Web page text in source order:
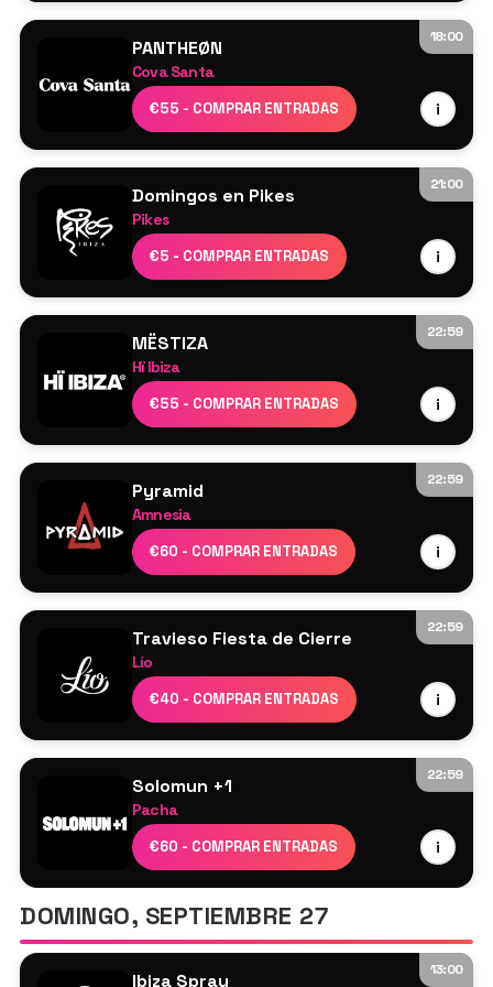
18:00
PANTHEØN
Cova Santa
€55 - COMPRAR ENTRADAS i
Cartel por confirmar
21:00
Domingos en Pikes
Pikes
€5 - COMPRAR ENTRADAS i
Cartel por confirmar
22:59
MËSTIZA
Hï Ibiza
€55 - COMPRAR ENTRADAS i
MESTIZA
THEMBA
Pole Position
Dj Dalí
SALA CLUB – ARTCORE
Indira Paganotto
Lee Ann Roberts
(+ 3)
22:59
Pyramid
Amnesia
€60 - COMPRAR ENTRADAS i
Kolter
Marsolo
Marco Faraone
Demi Riquísimo
Fleur Shore
Charlie Sparks
Deborah De Luca
ANDRES CAMPO
22:59
Travieso Fiesta de Cierre
Lío
€40 - COMPRAR ENTRADAS i
Cartel por confirmar
22:59
Solomun +1
Pacha
€60 - COMPRAR ENTRADAS i
Solomun
Kettama
DOMINGO, SEPTIEMBRE 27
13:00
Ibiza Spray